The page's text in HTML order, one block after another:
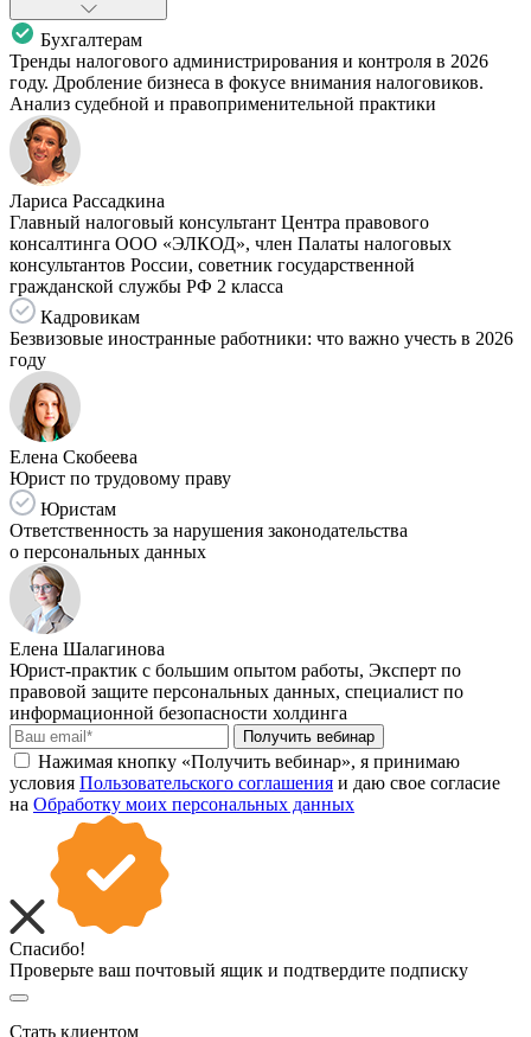
Бухгалтерам
Тренды налогового администрирования и контроля в 2026
году. Дробление бизнеса в фокусе внимания налоговиков.
Анализ судебной и правоприменительной практики
Лариса Рассадкина
Главный налоговый консультант Центра правового
консалтинга ООО «ЭЛКОД», член Палаты налоговых
консультантов России, советник государственной
гражданской службы РФ 2 класса
Кадровикам
Безвизовые иностранные работники: что важно учесть в 2026
году
Елена Скобеева
Юрист по трудовому праву
Юристам
Ответственность за нарушения законодательства
о персональных данных
Елена Шалагинова
Юрист-практик с большим опытом работы, Эксперт по
правовой защите персональных данных, специалист по
информационной безопасности холдинга
Получить вебинар
Нажимая кнопку «Получить вебинар», я принимаю
условия Пользовательского соглашения и даю свое согласие
на Обработку моих персональных данных
Спасибо!
Проверьте ваш почтовый ящик и подтвердите подписку
Стать клиентом